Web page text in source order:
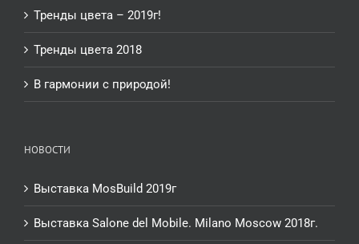
Тренды цвета – 2019г!
Тренды цвета 2018
В гармонии с природой!
НОВОСТИ
Выставка MosBuild 2019г
Выставка Salone del Mobile. Milano Moscow 2018г.